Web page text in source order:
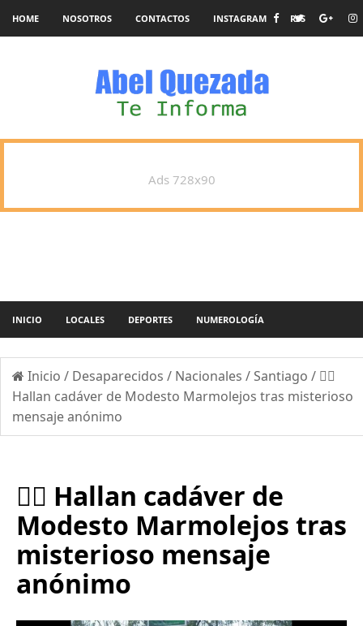
HOME NOSOTROS CONTACTOS INSTAGRAM RSS
Ads 728x90
INICIO LOCALES DEPORTES NUMEROLOGÍA
Inicio / Desaparecidos / Nacionales /Santiago / 🕵️‍♂️
Hallan cadáver de Modesto Marmolejos tras misterioso
mensaje anónimo
🕵️‍♂️ Hallan cadáver de
Modesto Marmolejos tras
misterioso mensaje
anónimo